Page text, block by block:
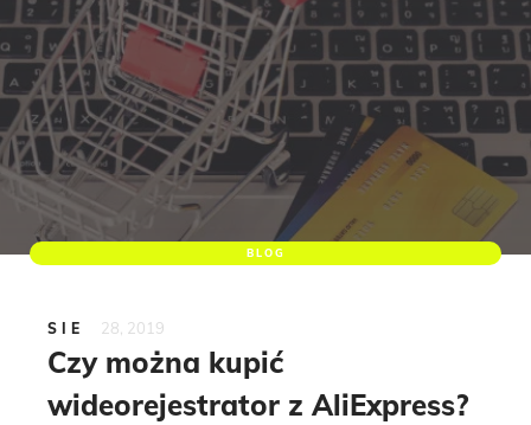
BLOG
SIE 28, 2019
Czy można kupić
wideorejestrator z AliExpress?